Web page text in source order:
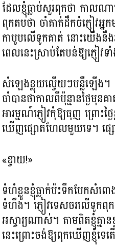
ដែលខ្ញុំធ្លាប់សួរពុកថា កាលណ
ពុកតបថា ចាំគាត់ដឹកចំភ្ញៀវ
កាបូបលើទូកគាត់ ​នោះយើងនឹងអ
ពេលនេះស្រាប់តែបន់ឱ្យភ្ញៀវទ
សំឡេងខ្លុយល្វើយៗបន្លឺឡើង។​
ចាំបានថាកាលពីប៉ុន្មានថ្ងៃមុនគ
អារម្មណ៍ភ្ញៀវកុំឱ្យធុញ ព្រោះថ្ង
ឃើញផ្សោតហែលមួយទេ។ ផ្
«ខ្ចាយ!»
ទំហំខ្លួនខ្ញុំធ្លាក់ប៉ះទឹកបែកសំ
ទំហឹង។ ភ្ញៀវទេសចរលើទូកពុក
អស្ចារ្យណាស់។ តាមពិតខ្ញុំគ្ម
នេះព្រោះចង់ឱ្យពុកឃើញខ្ញុំទេត